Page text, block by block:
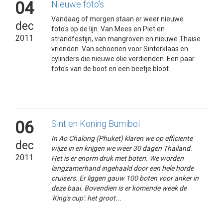
04
dec
2011
Nieuwe foto's
Vandaag of morgen staan er weer nieuwe
foto's op de lijn. Van Mees en Piet en
strandfestijn, van mangroven en nieuwe Thaise
vrienden. Van schoenen voor Sinterklaas en
cylinders die nieuwe olie verdienden. Een paar
foto's van de boot en een beetje bloot.
06
dec
2011
Sint en Koning Bumibol
In Ao Chalong (Phuket) klaren we op efficiente
wijze in en krijgen we weer 30 dagen Thailand.
Het is er enorm druk met boten. We worden
langzamerhand ingehaald door een hele horde
cruisers. Er liggen gauw 100 boten voor anker in
deze baai. Bovendien is er komende week de
'King's cup': het groot...